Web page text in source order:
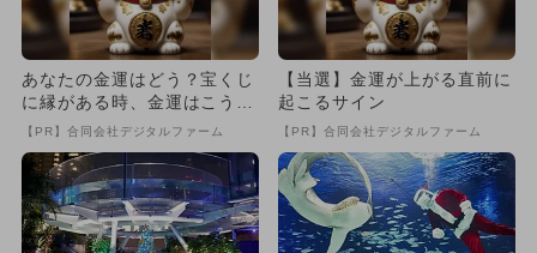
あなたの金運はどう？宝くじ
に縁がある時、金運はこう変
わる
【PR】合同会社デジタルファーム
【当選】金運が上がる直前に
起こるサイン
【PR】合同会社デジタルファーム